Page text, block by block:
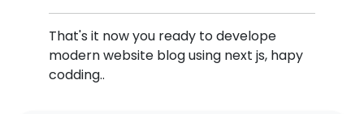
That's it now you ready to develope
modern website blog using next js, hapy
codding..